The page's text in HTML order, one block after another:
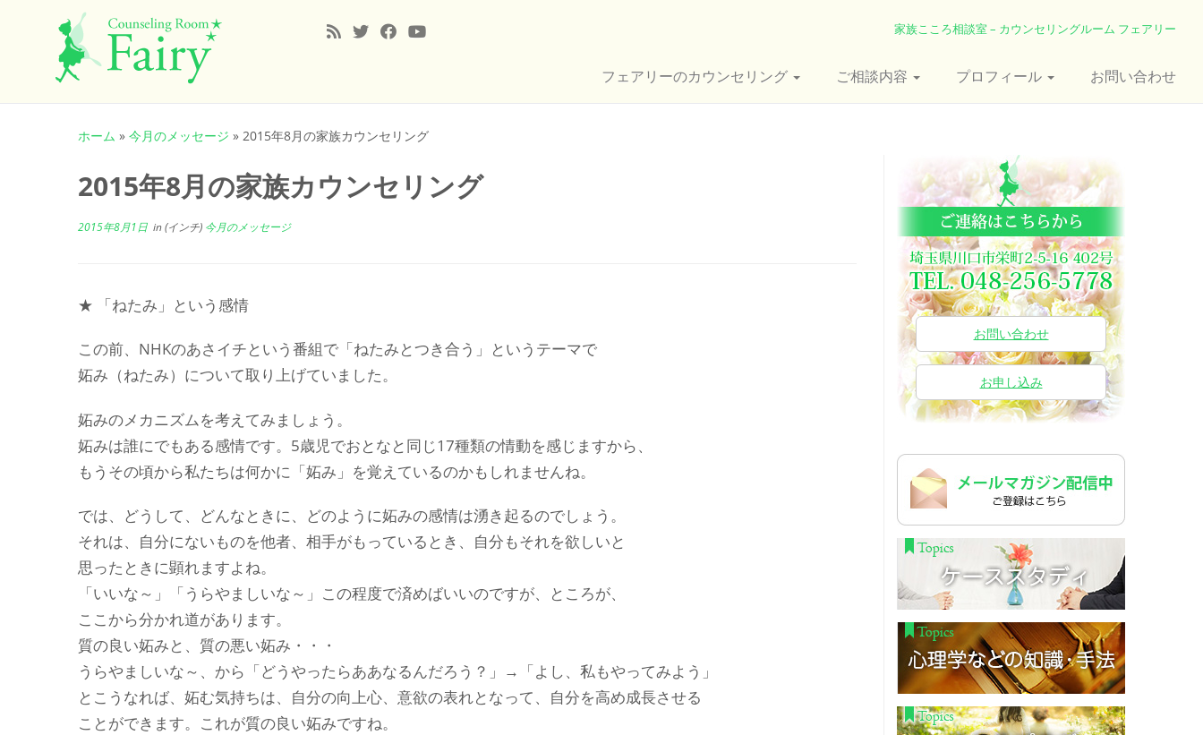
家族こころ相談室 – カウンセリングルーム フェアリー
フェアリーのカウンセリング ご相談内容 プロフィール お問い合わせ
ホーム » 今月のメッセージ » 2015年8月の家族カウンセリング
2015年8月の家族カウンセリング
2015年8月1日 in (インチ) 今月のメッセージ
★ 「ねたみ」という感情
この前、NHKのあさイチという番組で「ねたみとつき合う」というテーマで
妬み（ねたみ）について取り上げていました。
妬みのメカニズムを考えてみましょう。
妬みは誰にでもある感情です。5歳児でおとなと同じ17種類の情動を感じますから、
もうその頃から私たちは何かに「妬み」を覚えているのかもしれませんね。
では、どうして、どんなときに、どのように妬みの感情は湧き起るのでしょう。
それは、自分にないものを他者、相手がもっているとき、自分もそれを欲しいと
思ったときに顕れますよね。
「いいな～」「うらやましいな～」この程度で済めばいいのですが、ところが、
ここから分かれ道があります。
質の良い妬みと、質の悪い妬み・・・
うらやましいな～、から「どうやったらああなるんだろう？」→「よし、私もやってみよう」
とこうなれば、妬む気持ちは、自分の向上心、意欲の表れとなって、自分を高め成長させる
ことができます。これが質の良い妬みですね。
お問い合わせ
お申し込み